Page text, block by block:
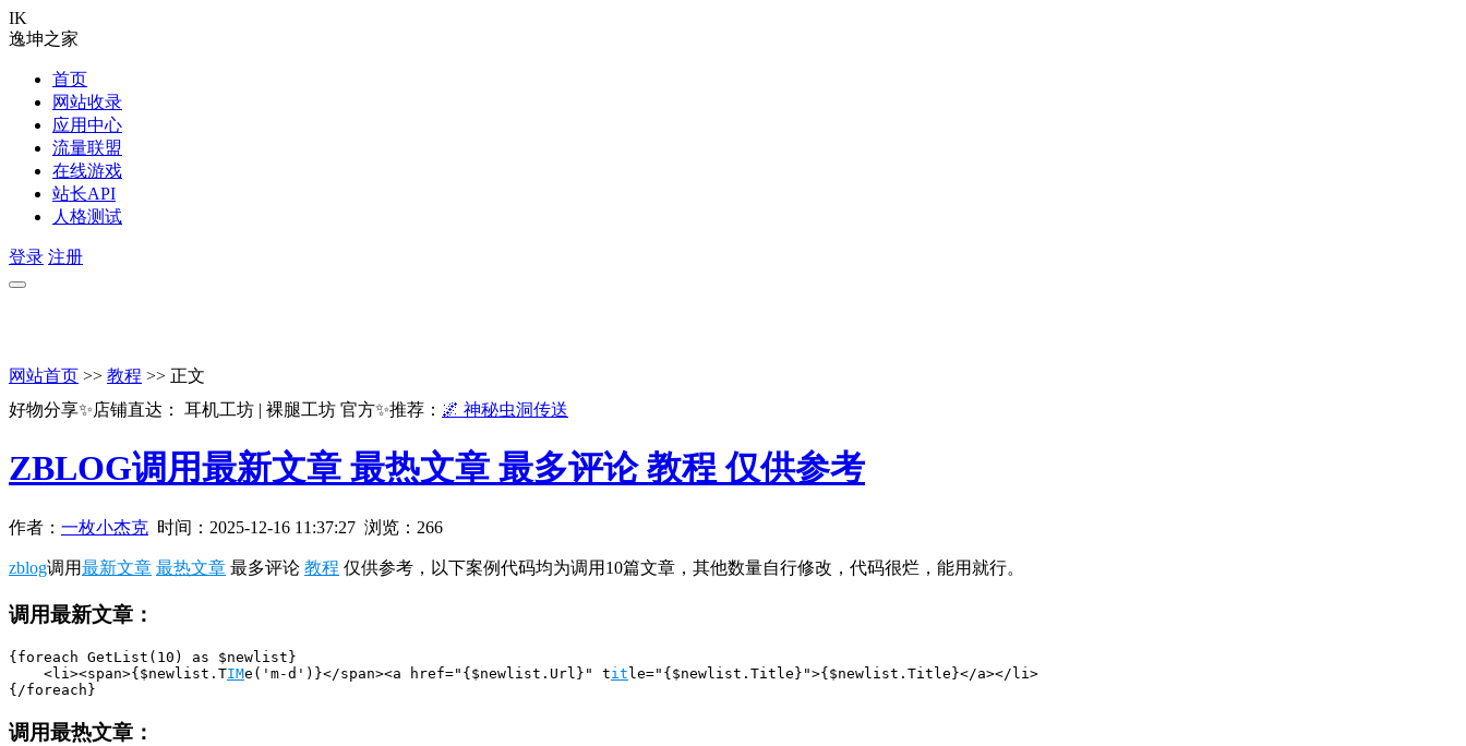
IK
逸坤之家
首页
网站收录
应用中心
流量联盟
在线游戏
站长API
人格测试
登录 注册
网站首页 >> 教程 >> 正文
好物分享✨店铺直达： 耳机工坊 | 裸腿工坊 官方✨推荐： 🌌 神秘虫洞传送
ZBLOG调用最新文章 最热文章 最多评论 教程 仅供参考
作者： 一枚小杰克 时间： 2025-12-16 11:37:27 浏览：266
zblog调用最新文章 最热文章 最多评论 教程 仅供参考，以下案例代码均为调用10篇文章，其他数量自行修改，代码很烂，能用就行。
调用最新文章：
{foreach GetList(10) as $newlist}
<li><span>{$newlist.TIMe('m-d')}</span><a href="{$newlist.Url}" tit le="{$newlist.Title}">{$newlist.Title}</a></li>
{/foreach}
调用最热文章：